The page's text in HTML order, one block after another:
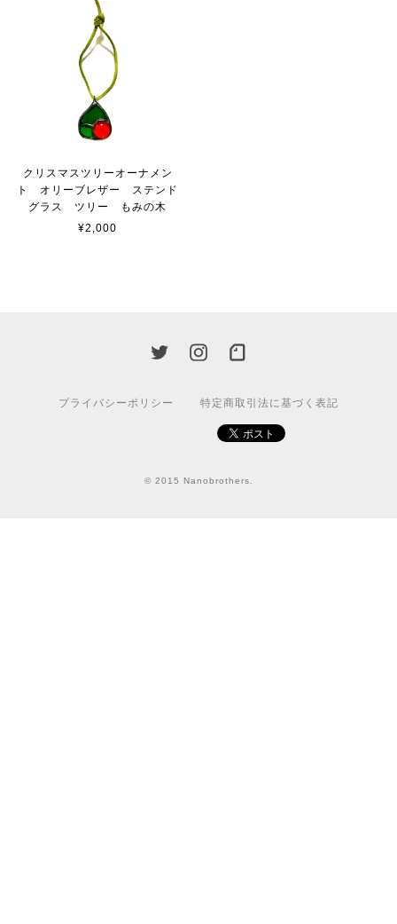
クリスマスツリーオーナメン
ト オリーブレザー ステンド
グラス ツリー もみの木
¥2,000
プライバシーポリシー 特定商取引法に基づく表記
© 2015 Nanobrothers.